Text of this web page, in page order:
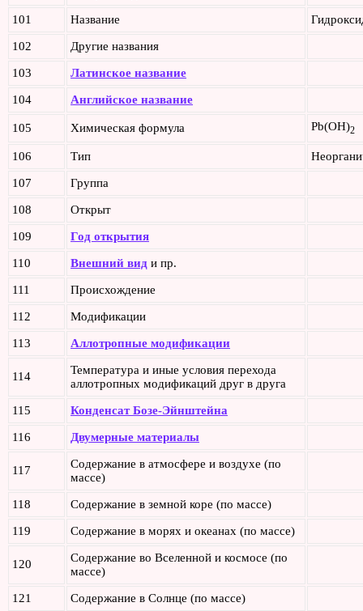
101 Название
102 Другие названия
103 Латинское название
104 Английское название
105 Химическая формула Pb(OH)2
106 Тип
107 Группа
108 Открыт
109 Год открытия
110 Внешний вид и пр.
111 Происхождение
112 Модификации
113 Аллотропные модификации
114
Температура и иные условия перехода
аллотропных модификаций друг в друга
115 Конденсат Бозе-Эйнштейна
116 Двумерные материалы
117
Содержание в атмосфере и воздухе (по
массе)
118 Содержание в земной коре (по массе)
119 Содержание в морях и океанах (по массе)
120
Содержание во Вселенной и космосе (по
массе)
121 Содержание в Солнце (по массе)